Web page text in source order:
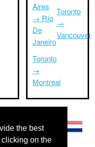
the best
on the
Aires
→ Río
De
Janeiro
Toronto
→
Montreal
Toronto
→
Vancouver